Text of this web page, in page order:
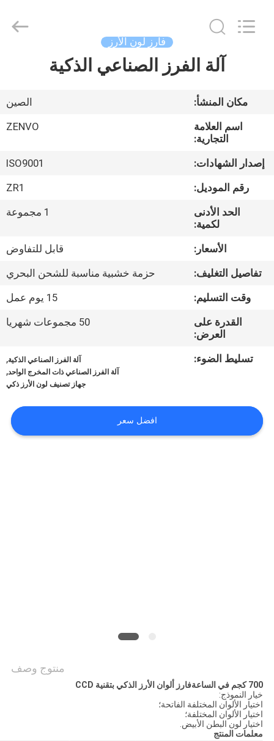
منتجات
معلومات
المعمل
مراقبة
الجودة
اتصل
أخبار
فارز لون الأرز
آلة الفرز الصناعي الذكية
مكان المنشأ:
الصين
اسم العلامة
التجارية:
ZENVO
إصدار الشهادات:
ISO9001
رقم الموديل:
ZR1
الحد الأدنى
لكمية:
1 مجموعة
الأسعار:
قابل للتفاوض
تفاصيل التغليف:
حزمة خشبية مناسبة للشحن البحري
وقت التسليم:
15 يوم عمل
القدرة على
العرض:
50 مجموعات شهريا
تسليط الضوء: آلة الفرز الصناعي الذكية,
آلة الفرز الصناعي ذات المخرج الواحد,
جهاز تصنيف لون الأرز ذكي
افضل سعر
منتوج وصف
700 كجم في الساعةفارز ألوان الأرز الذكي بتقنية CCD
خيار النموذج:
اختيار الألوان المختلفة الفاتحة؛
اختيار الألوان المختلفة؛
اختيار لون البطن الأبيض.
معلمات المنتج